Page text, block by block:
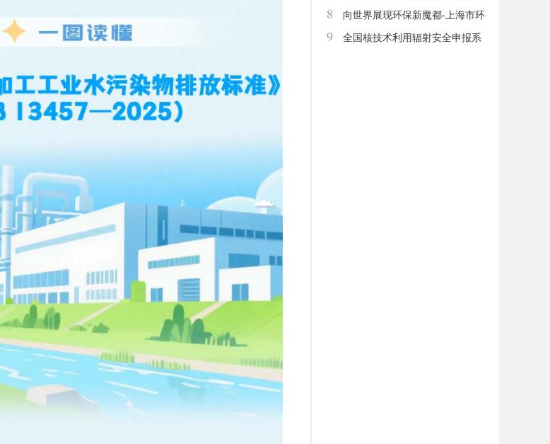
亮相2023第24届中国环博会
实集团ESG展厅深获好评
8
向世界展现环保新魔都-上海市环
境保护产业协会助阵第25届中国环博
9
全国核技术利用辐射安全申报系